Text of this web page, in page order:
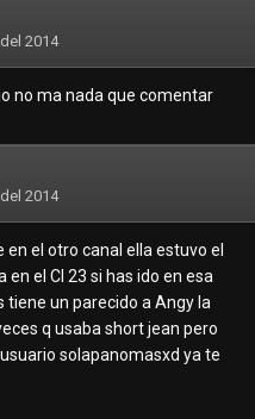
2014
no ma nada que comentar
2014
el otro canal ella estuvo el
el CI 23 si has ido en esa
un parecido a Angy la
q usaba short jean pero
solapanomasxd ya te